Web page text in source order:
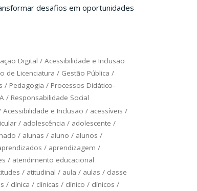
desafios em oportunidades
Digital /Acessibilidade e Inclusão
de Licenciatura / Gestão Pública /
/ Pedagogia / Processos Didático-
/ Responsabilidade Social
Acessibilidade e Inclusão / acessíveis /
/ adolescência / adolescente /
/ alunas / aluno / alunos /
/ aprendizagem /
/ atendimento educacional
/ atitudinal / aula / aulas / classe
/ clínica / clínicas / clínico / clínicos /